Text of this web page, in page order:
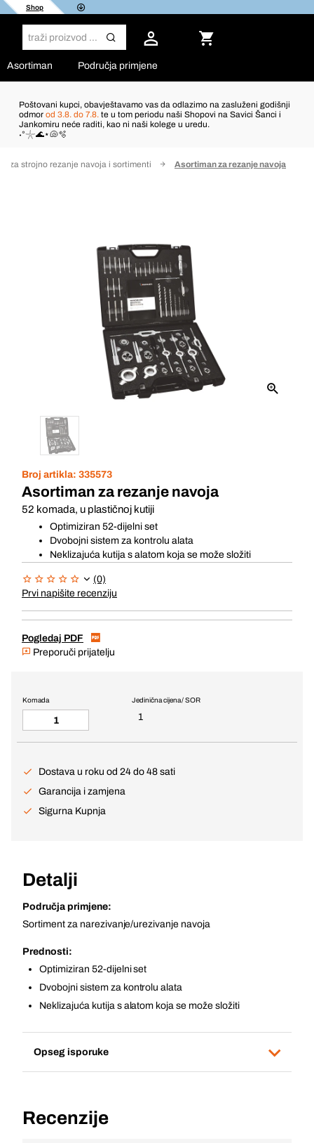
Shop
Asortiman Područja primjene
Poštovani kupci, obavještavamo vas da odlazimo na zasluženi godišnji
odmor od 3.8. do 7.8. te u tom periodu naši Shopovi na Savici Šanci i
Jankomiru neće raditi, kao ni naši kolege u uredu.
˖°𓇼🌊⋆🐚🫧
za strojno rezanje navoja i sortimenti Asortiman za rezanje navoja
Broj artikla: 335573
Asortiman za rezanje navoja
52 komada, u plastičnoj kutiji
Optimiziran 52-dijelni set
Dvobojni sistem za kontrolu alata
Neklizajuća kutija s alatom koja se može složiti
(0)
Prvi napišite recenziju
Pogledaj PDF
Preporuči prijatelju
Jedinična cijena / SOR
1
Komada
Dostava u roku od 24 do 48 sati
Garancija i zamjena
Sigurna Kupnja
Detalji
Područja primjene:
Sortiment za narezivanje/urezivanje navoja
Prednosti:
Optimiziran 52-dijelni set
Dvobojni sistem za kontrolu alata
Neklizajuća kutija s alatom koja se može složiti
Opseg isporuke
Recenzije